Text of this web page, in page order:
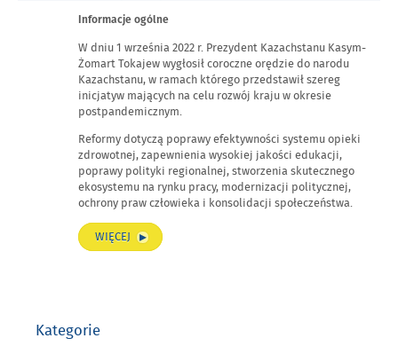
I
REFORMY
SYSTEMOWE
–
PODSTAWA
ROZWOJU
KRAJU”
Informacje ogólne
W dniu 1 września 2022 r. Prezydent Kazachstanu Kasym-
Żomart Tokajew wygłosił coroczne orędzie do narodu
Kazachstanu, w ramach którego przedstawił szereg
inicjatyw mających na celu rozwój kraju w okresie
postpandemicznym.
Reformy dotyczą poprawy efektywności systemu opieki
zdrowotnej, zapewnienia wysokiej jakości edukacji,
poprawy polityki regionalnej, stworzenia skutecznego
ekosystemu na rynku pracy, modernizacji politycznej,
ochrony praw człowieka i konsolidacji społeczeństwa.
WIĘCEJ „KRÓTKIE
TEZY
Kategorie